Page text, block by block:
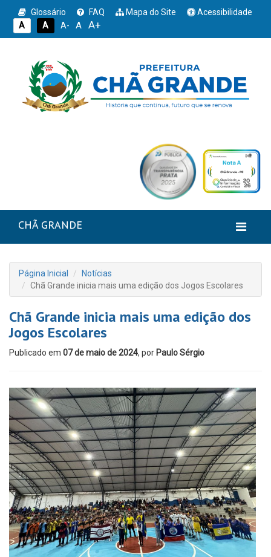
Glossário FAQ Mapa do Site
Acessibilidade
A
A A- A A+
CHÃ GRANDE
Página Inicial
Notícias
Chã Grande inicia mais uma edição dos Jogos Escolares
Chã Grande inicia mais uma edição dos
Jogos Escolares
Publicado em 07 de maio de 2024, por Paulo Sérgio